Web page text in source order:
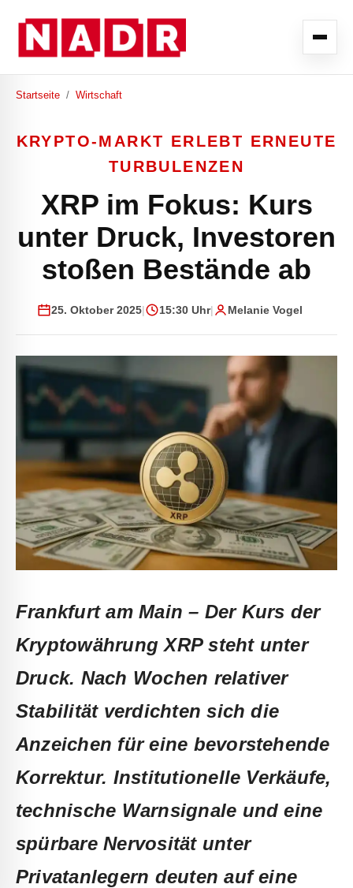
Startseite / Wirtschaft
KRYPTO-MARKT ERLEBT ERNEUTE
TURBULENZEN
XRP im Fokus: Kurs
unter Druck, Investoren
stoßen Bestände ab
25. Oktober 2025| 15:30 Uhr| Melanie Vogel
Frankfurt am Main – Der Kurs der
Kryptowährung XRP steht unter
Druck. Nach Wochen relativer
Stabilität verdichten sich die
Anzeichen für eine bevorstehende
Korrektur. Institutionelle Verkäufe,
technische Warnsignale und eine
spürbare Nervosität unter
Privatanlegern deuten auf eine